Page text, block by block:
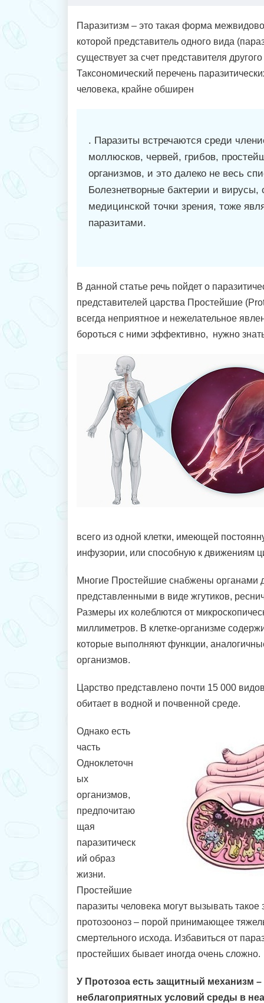
Паразитизм – это такая форма
которой представитель одного вида
существует за счет представителя
Таксономический перечень
человека, крайне обширен
. Паразиты встречаются среди
моллюсков, червей, грибов,
организмов, и это далеко не весь
Болезнетворные бактерии и вирусы,
медицинской точки зрения, тоже
паразитами.
В данной статье речь пойдет о
представителей царства Простейшие
всегда неприятное и нежелательное
бороться с ними эффективно, нужно
всего из одной клетки, имеющей
инфузории, или способную к движениям
Многие Простейшие снабжены органами
представленными в виде жгутиков,
Размеры их колеблются от
миллиметров. В клетке-организме
которые выполняют функции,
организмов.
Царство представлено почти 15 000
обитает в водной и почвенной среде.
Однако есть
часть
Одноклеточн
ых
организмов,
предпочитаю
щая
паразитическ
ий образ
жизни.
Простейшие
паразиты человека могут вызывать такое
протозооноз – порой принимающее
смертельного исхода. Избавиться от
простейших бывает иногда очень сложно.
У Протозоа есть защитный механизм –
неблагоприятных условий среды в